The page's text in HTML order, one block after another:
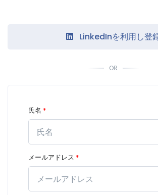
LinkedInを利用し登
OR
氏名 *
メールアドレス *